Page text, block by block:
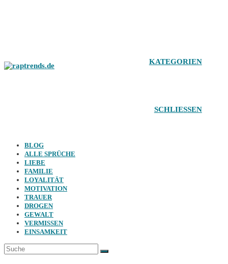
KATEGORIEN
SCHLIESSEN
BLOG
ALLE SPRÜCHE
LIEBE
FAMILIE
LOYALITÄT
MOTIVATION
TRAUER
DROGEN
GEWALT
VERMISSEN
EINSAMKEIT